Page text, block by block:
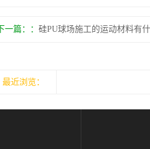
下一篇： 硅PU球场施工的运动材料有什
最近浏览：